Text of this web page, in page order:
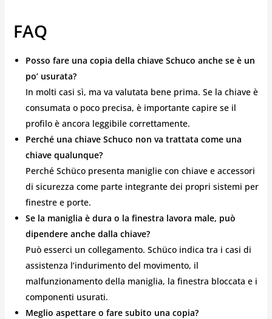
FAQ
Posso fare una copia della chiave Schuco anche se è un
po’ usurata?
In molti casi sì, ma va valutata bene prima. Se la chiave è
consumata o poco precisa, è importante capire se il
profilo è ancora leggibile correttamente.
Perché una chiave Schuco non va trattata come una
chiave qualunque?
Perché Schüco presenta maniglie con chiave e accessori
di sicurezza come parte integrante dei propri sistemi per
finestre e porte.
Se la maniglia è dura o la finestra lavora male, può
dipendere anche dalla chiave?
Può esserci un collegamento. Schüco indica tra i casi di
assistenza l’indurimento del movimento, il
malfunzionamento della maniglia, la finestra bloccata e i
componenti usurati.
Meglio aspettare o fare subito una copia?